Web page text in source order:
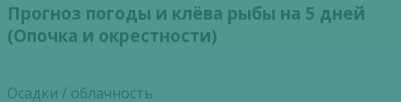
Прогноз погоды и клёва рыбы на 5 дней
(Опочка и окрестности)
Осадки / облачность